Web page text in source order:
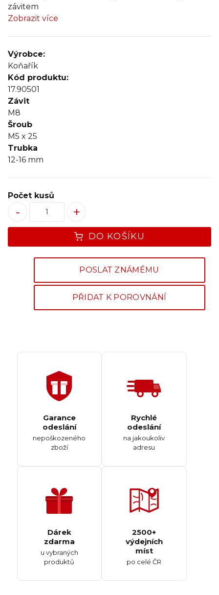
závitem
Zobrazit více
Výrobce:
Koňařík
Kód produktu:
17.90501
Závit
M8
Šroub
M5 x 25
Trubka
12-16 mm
DO KOŠÍKU
Počet kusů
+
-
POSLAT ZNÁMÉMU
PŘIDAT K POROVNÁNÍ
Garance
odeslání
nepoškozeného
zboží
Rychlé
odeslání
na jakoukoliv
adresu
Dárek
zdarma
u vybraných
produktů
2500+
výdejních
míst
po celé ČR